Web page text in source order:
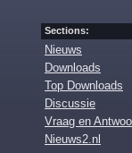
Sections:
Nieuws
Downloads
Top Downloads
Discussie
Vraag en
Nieuws2.nl